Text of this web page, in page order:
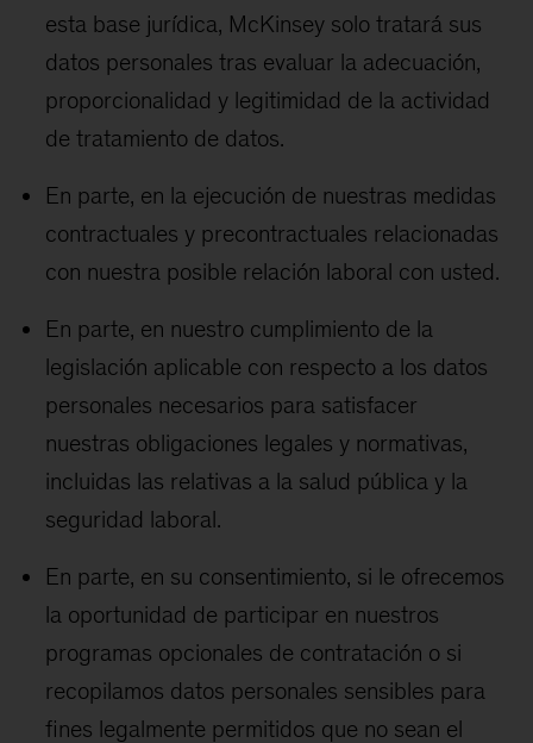
esta base jurídica, McKinsey solo tratará sus
datos personales tras evaluar la adecuación,
proporcionalidad y legitimidad de la actividad
de tratamiento de datos.
En parte, en la ejecución de nuestras medidas
contractuales y precontractuales relacionadas
con nuestra posible relación laboral con usted.
En parte, en nuestro cumplimiento de la
legislación aplicable con respecto a los datos
personales necesarios para satisfacer
nuestras obligaciones legales y normativas,
incluidas las relativas a la salud pública y la
seguridad laboral.
En parte, en su consentimiento, si le ofrecemos
la oportunidad de participar en nuestros
programas opcionales de contratación o si
recopilamos datos personales sensibles para
fines legalmente permitidos que no sean el